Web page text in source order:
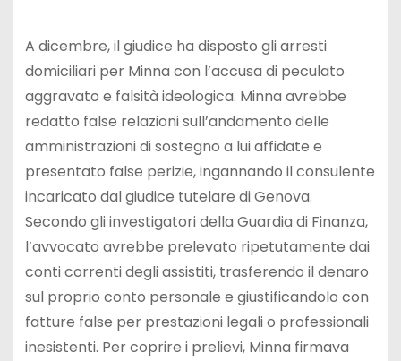
A dicembre, il giudice ha disposto gli arresti
domiciliari per Minna con l’accusa di peculato
aggravato e falsità ideologica. Minna avrebbe
redatto false relazioni sull’andamento delle
amministrazioni di sostegno a lui affidate e
presentato false perizie, ingannando il consulente
incaricato dal giudice tutelare di Genova.
Secondo gli investigatori della Guardia di Finanza,
l’avvocato avrebbe prelevato ripetutamente dai
conti correnti degli assistiti, trasferendo il denaro
sul proprio conto personale e giustificandolo con
fatture false per prestazioni legali o professionali
inesistenti. Per coprire i prelievi, Minna firmava